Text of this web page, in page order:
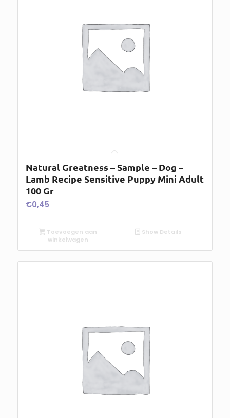
Natural Greatness – Sample – Dog –
Lamb Recipe Sensitive Puppy Mini Adult
100 Gr
€0,45
Toevoegen aan
winkelwagen
Show Details